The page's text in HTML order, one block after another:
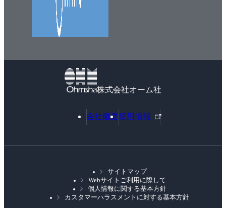
株式会社オーム社
会社概要採用情報
外
部
ン
サイトマップ
Webサイトご利用に際して
個人情報に関する基本方針
カスタマーハラスメントに対する基本方針